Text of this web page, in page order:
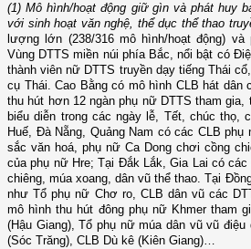
(1) Mô hình/hoạt động giữ gìn và phát huy
với sinh hoạt văn nghệ, thể dục thể thao
lượng lớn (238/316 mô hình/hoạt động)
Vùng DTTS miền núi phía Bắc, nổi bật có
thành viên nữ DTTS truyền dạy tiếng Thái
cụ Thái. Cao Bằng có mô hình CLB hát dân
thu hút hơn 12 ngàn phụ nữ DTTS tham
biểu diễn trong các ngày lễ, Tết, chúc thọ,
Huế, Đà Nẵng, Quảng Nam có các CLB
sắc văn hoá, phụ nữ Ca Dong chơi cồng
của phụ nữ Hre; Tại Đắk Lắk, Gia Lai có
chiêng, múa xoang, dân vũ thể thao. Tại
như Tổ phụ nữ Chơ ro, CLB dân vũ các
mô hình thu hút đông phụ nữ Khmer tham
(Hậu Giang), Tổ phụ nữ múa dân vũ vũ
(Sóc Trăng), CLB Dù kê (Kiên Giang)…